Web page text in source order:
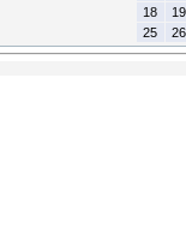
18
19
25
26